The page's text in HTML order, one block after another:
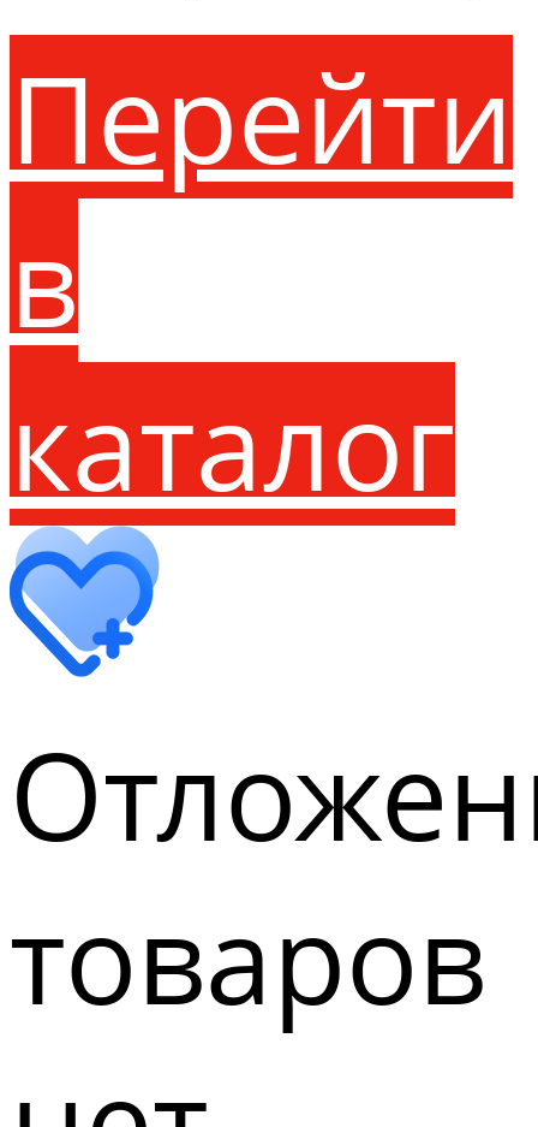
Перейти
в
каталог
товаров